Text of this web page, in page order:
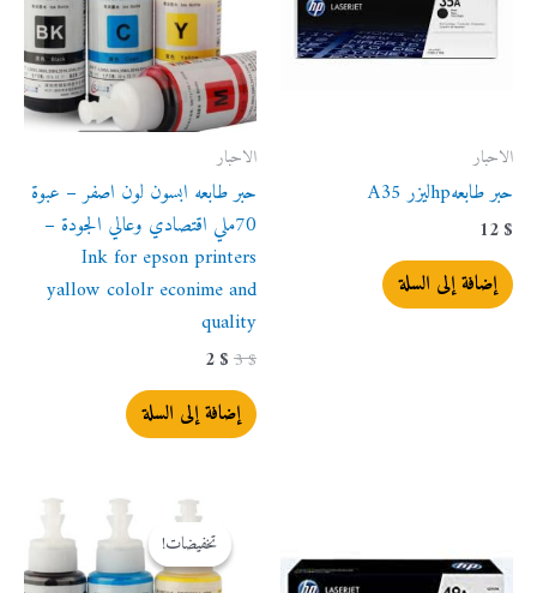
الاحبار
حبر طابعهhpليزر A35
12$
إضافة إلى السلة
الاحبار
حبر طابعه ابسون لون اصفر – عبوة
70ملي اقتصادي وعالي الجودة –
Ink for epson printers
yallow cololr econime and
quality
3$
2$
إضافة إلى السلة
تخفيضات!
تخفيضات!
الأصلي
هو:
3 $.
السعر
الحالي
هو:
2 $.